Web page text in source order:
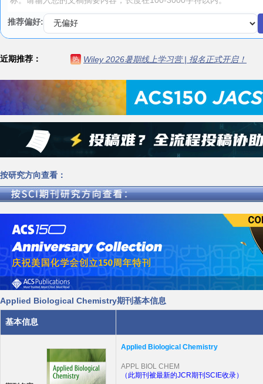
推荐偏好:
近期推荐： 热 Wiley 2026暑期线上学习营 | 报名正式开启！
按研究方向查看：
Applied Biological Chemistry期刊基本信息
基本信息
Applied Biological Chemistry
APPL BIOL CHEM
（此期刊被最新的JCR期刊SCIE收录）